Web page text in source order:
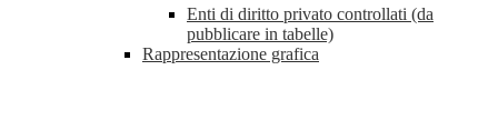
Enti di diritto privato controllati (da
pubblicare in tabelle)
Rappresentazione grafica